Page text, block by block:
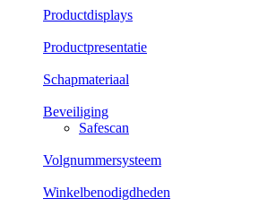
Productdisplays
Productpresentatie
Schapmateriaal
Beveiliging
Safescan
Volgnummersysteem
Winkelbenodigdheden